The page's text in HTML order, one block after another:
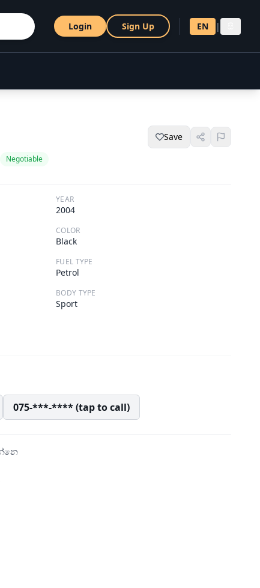
Login Sign Up EN |
Save
Negotiable
YEAR
2004
COLOR
Black
FUEL TYPE
Petrol
BODY TYPE
Sport
075-***-**** (tap to call)